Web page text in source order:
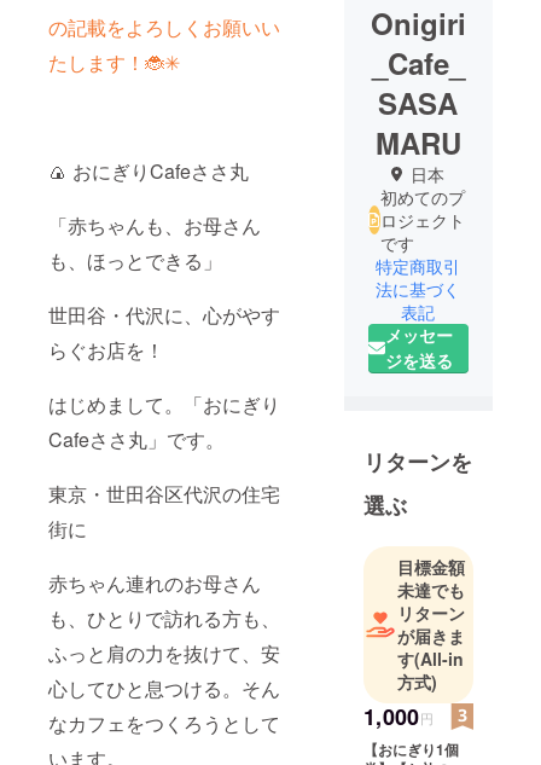
の記載をよろしくお願いい
たします！🐞✳︎
🍙 おにぎりCafeささ丸
「赤ちゃんも、お母さん
も、ほっとできる」
世田谷・代沢に、心がやす
らぐお店を！
はじめまして。「おにぎり
Cafeささ丸」です。
東京・世田谷区代沢の住宅
街に
赤ちゃん連れのお母さん
も、ひとりで訪れる方も、
ふっと肩の力を抜けて、安
心してひと息つける。そん
なカフェをつくろうとして
います。
Onigiri
_Cafe_
SASA
MARU
日本
初めてのプ
ロジェクト
です
特定商取引
法に基づく
表記
メッセー
ジを送る
リターンを
選ぶ
目標金額
未達でも
リターン
が届きま
す(All-in
方式)
1,000円
【おにぎり1個